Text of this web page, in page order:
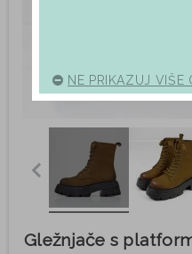
Gležnjače s
NE PRIKAZUJ VIŠE